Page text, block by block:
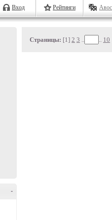
Вход Рейтинги
-
Страницы: [1] 2 3 .. .. 10